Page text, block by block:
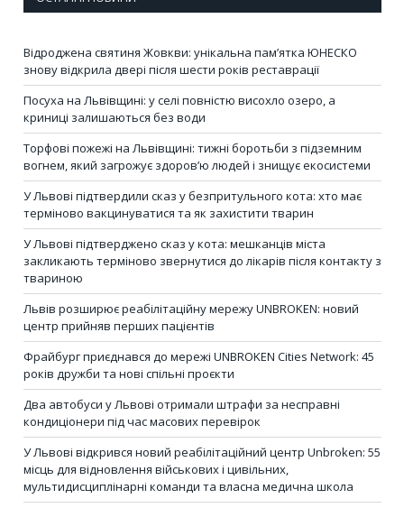
Відроджена святиня Жовкви: унікальна пам’ятка ЮНЕСКО
знову відкрила двері після шести років реставрації
Посуха на Львівщині: у селі повністю висохло озеро, а
криниці залишаються без води
Торфові пожежі на Львівщині: тижні боротьби з підземним
вогнем, який загрожує здоров’ю людей і знищує екосистеми
У Львові підтвердили сказ у безпритульного кота: хто має
терміново вакцинуватися та як захистити тварин
У Львові підтверджено сказ у кота: мешканців міста
закликають терміново звернутися до лікарів після контакту з
твариною
Львів розширює реабілітаційну мережу UNBROKEN: новий
центр прийняв перших пацієнтів
Фрайбург приєднався до мережі UNBROKEN Cities Network: 45
років дружби та нові спільні проєкти
Два автобуси у Львові отримали штрафи за несправні
кондиціонери під час масових перевірок
У Львові відкрився новий реабілітаційний центр Unbroken: 55
місць для відновлення військових і цивільних,
мультидисциплінарні команди та власна медична школа